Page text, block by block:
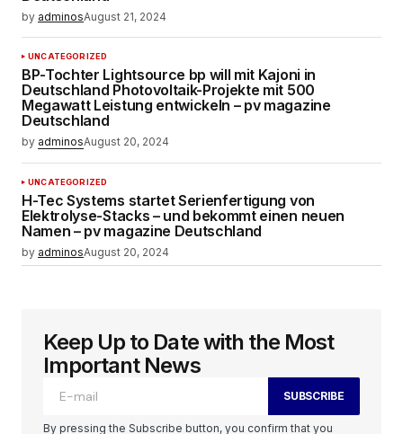
by adminosAugust 21, 2024
UNCATEGORIZED
BP-Tochter Lightsource bp will mit Kajoni in
Deutschland Photovoltaik-Projekte mit 500
Megawatt Leistung entwickeln – pv magazine
Deutschland
by adminosAugust 20, 2024
UNCATEGORIZED
H-Tec Systems startet Serienfertigung von
Elektrolyse-Stacks – und bekommt einen neuen
Namen – pv magazine Deutschland
by adminosAugust 20, 2024
Keep Up to Date with the Most
Important News
SUBSCRIBE
By pressing the Subscribe button, you confirm that you